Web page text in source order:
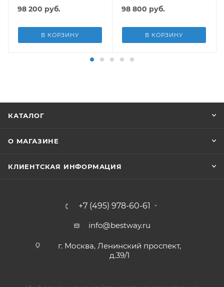
лестн, тент, подст, дисп.
98 200 руб.
В КОРЗИНУ
подст.
98 800 руб.
В КОРЗИНУ
КАТАЛОГ
О МАГАЗИНЕ
КЛИЕНТСКАЯ ИНФОРМАЦИЯ
+7 (495) 978-60-61
info@bestway.ru
г. Москва, Ленинский проспект,
д.39/1